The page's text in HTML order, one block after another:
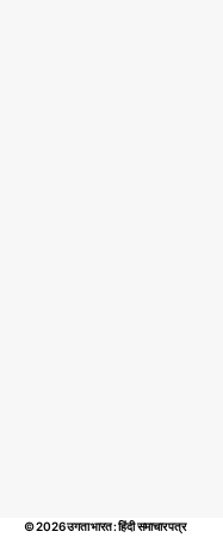
© 2026उगता भारत : हिंदी समाचार पत्र